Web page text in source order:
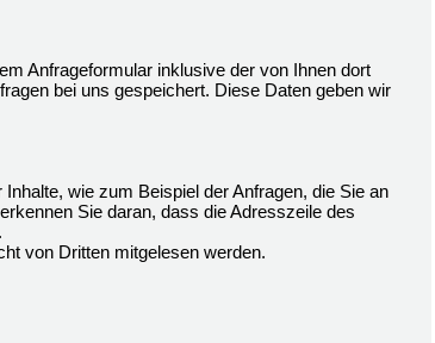
Anfrageformular inklusive der von Ihnen dort
bei uns gespeichert. Diese Daten geben wir
wie zum Beispiel der Anfragen, die Sie an
Sie daran, dass die Adresszeile des
von Dritten mitgelesen werden.